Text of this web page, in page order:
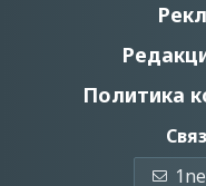
Политика